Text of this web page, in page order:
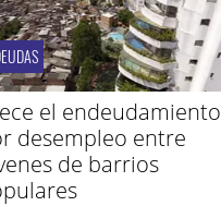
el endeudamiento
desempleo entre
de barrios